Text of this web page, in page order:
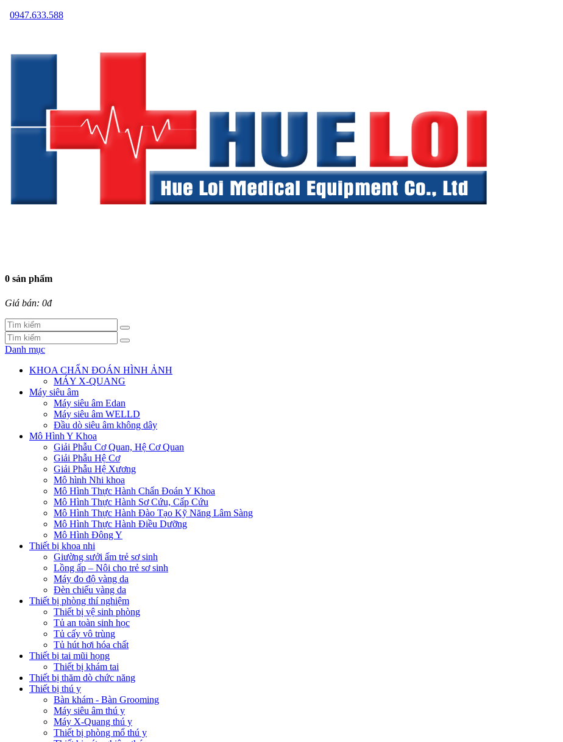
0947.633.588
0 sản phẩm
Giá bán: 0đ
Danh mục
KHOA CHẨN ĐOÁN HÌNH ẢNH
MÁY X-QUANG
Máy siêu âm
Máy siêu âm Edan
Máy siêu âm WELLD
Đầu dò siêu âm không dây
Mô Hình Y Khoa
Giải Phẫu Cơ Quan, Hệ Cơ Quan
Giải Phẫu Hệ Cơ
Giải Phẫu Hệ Xương
Mô hình Nhi khoa
Mô Hình Thực Hành Chẩn Đoán Y Khoa
Mô Hình Thực Hành Sơ Cứu, Cấp Cứu
Mô Hình Thực Hành Đào Tạo Kỹ Năng Lâm Sàng
Mô Hình Thực Hành Điều Dưỡng
Mô Hình Đông Y
Thiết bị khoa nhi
Giường sưởi ấm trẻ sơ sinh
Lồng ấp – Nôi cho trẻ sơ sinh
Máy đo độ vàng da
Đèn chiếu vàng da
Thiết bị phòng thí nghiệm
Thiết bị vệ sinh phòng
Tủ an toàn sinh học
Tủ cấy vô trùng
Tủ hút hơi hóa chất
Thiết bị tai mũi họng
Thiết bị khám tai
Thiết bị thăm dò chức năng
Thiết bị thú y
Bàn khám - Bàn Grooming
Máy siêu âm thú y
Máy X-Quang thú y
Thiết bị phòng mổ thú y